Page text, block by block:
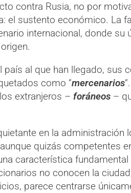
contra Rusia, no por
el sustento económico. La
internacional, donde su
al que han llegado, sus
como “mercenarios
extranjeros – foráneos –
en la administración
quizás competentes
característica
no conocen la
parece centrarse